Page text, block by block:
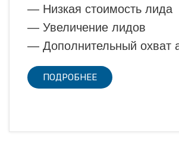
— Низкая стоимость лида
— Увеличение лидов
— Дополнительный охват
ПОДРОБНЕЕ